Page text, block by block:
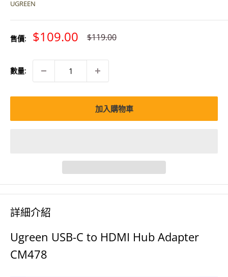
UGREEN
售價: 特
$109.00 原
價
$119.00
數量:
加入購物車
詳細介紹
Ugreen USB-C to HDMI Hub Adapter
CM478